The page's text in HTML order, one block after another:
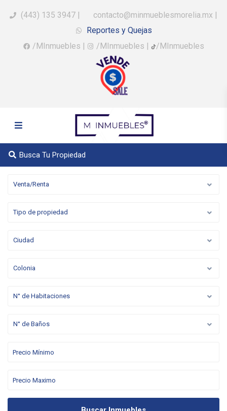
(443) 135 3947 | contacto@minmueblesmorelia.mx |
Reportes y Quejas
/MInmuebles | /MInmuebles | /MInmuebles
Busca Tu Propiedad
Venta/Renta
Tipo de propiedad
Ciudad
Colonia
N° de Habitaciones
N° de Baños